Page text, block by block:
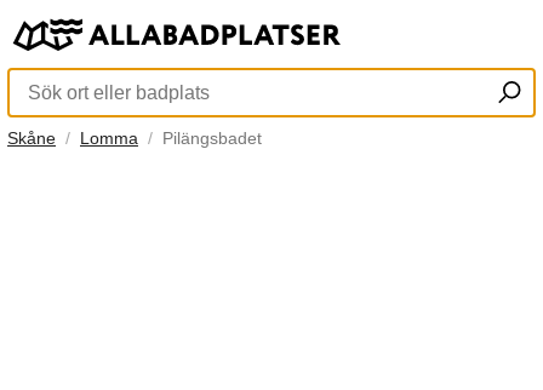
Skåne Lomma Pilängsbadet